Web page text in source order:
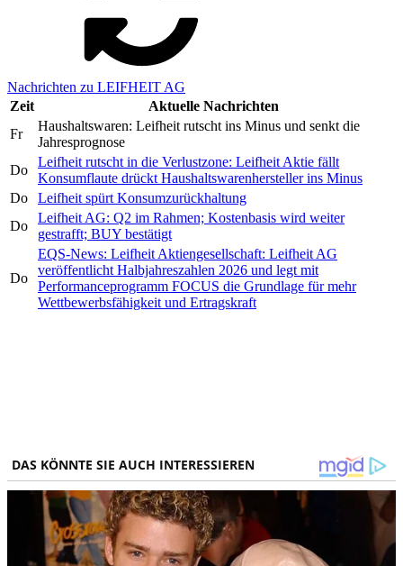
Nachrichten zu LEIFHEIT AG
Zeit
Aktuelle Nachrichten
Fr
Haushaltswaren: Leifheit rutscht ins Minus und senkt die
Jahresprognose
Do
Leifheit rutscht in die Verlustzone: Leifheit Aktie fällt
Konsumflaute drückt Haushaltswarenhersteller ins Minus
Do
Leifheit spürt Konsumzurückhaltung
Do
Leifheit AG: Q2 im Rahmen; Kostenbasis wird weiter
gestrafft; BUY bestätigt
Do
EQS-News: Leifheit Aktiengesellschaft: Leifheit AG
veröffentlicht Halbjahreszahlen 2026 und legt mit
Performanceprogramm FOCUS die Grundlage für mehr
Wettbewerbsfähigkeit und Ertragskraft